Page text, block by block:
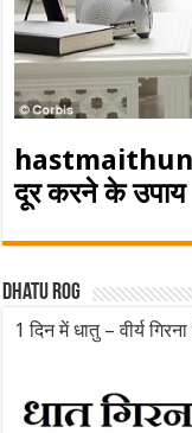
hastmaithun
दूर करने के उपाय
Dhatu rog
1 दिन में धातु – वीर्य